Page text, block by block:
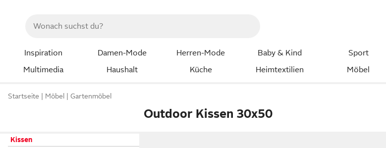
Inspiration Damen-Mode Herren-Mode Baby & Kind Sport
Multimedia
Haushalt Küche Heimtextilien Möbel
Startseite Möbel Gartenmöbel
Outdoor Kissen 30x50
Kissen